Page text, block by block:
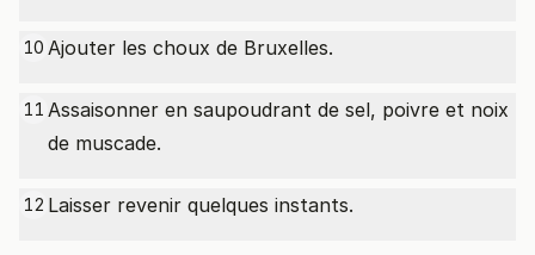
10 Ajouter les choux de Bruxelles.
11 Assaisonner en saupoudrant de sel, poivre et noix
de muscade.
12 Laisser revenir quelques instants.